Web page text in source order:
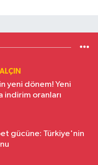
yeni dönem! Yeni
indirim oranları
gücüne: Türkiye'nin